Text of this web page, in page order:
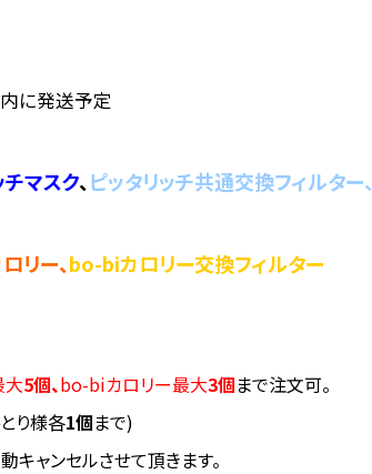
に発送予定
チマスク、ピッタリッチ共通交換フィルター、
、bo-biカロリー交換フィルター
大5個、bo-biカロリー最大3個まで注文可。
り様各1個まで)
ャンセルさせて頂きます。